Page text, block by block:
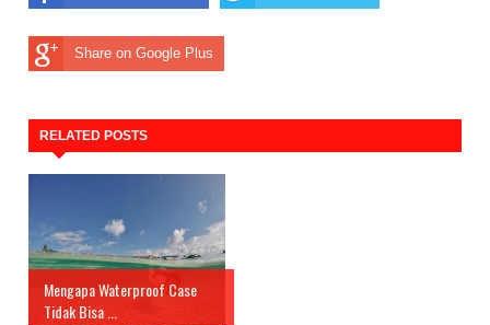
Share on Google Plus
RELATED POSTS
Mengapa Waterproof Case
Tidak Bisa ...